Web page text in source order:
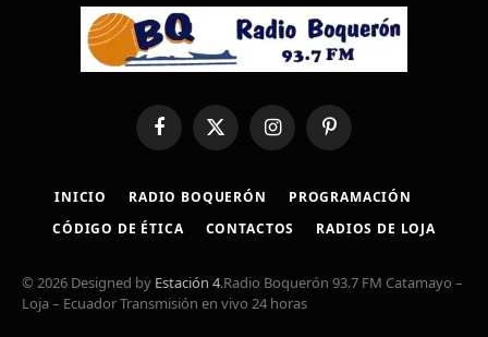
FacebookX
(Twitter)
InstagramPinterest
INICIO RADIO BOQUERÓN
PROGRAMACIÓN
CÓDIGO DE ÉTICA
CONTACTOS RADIOS DE LOJA
© 2026 Designed by Estación 4.Radio Boquerón 93.7 FM Catamayo –
Loja – Ecuador Transmisión en vivo 24 horas